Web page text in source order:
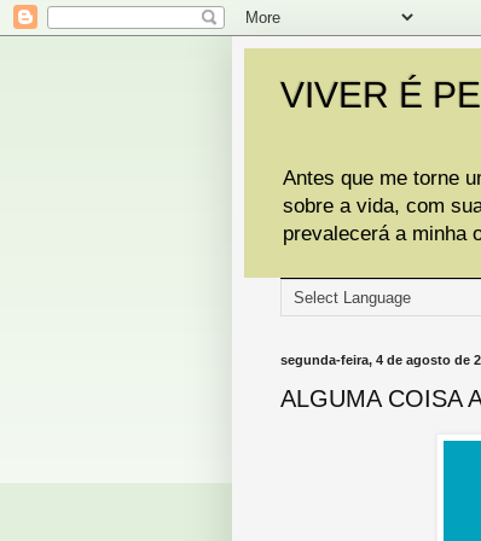
VIVER É
Antes que me torne
sobre a vida, com
prevalecerá a minha
segunda-feira, 4 de agosto de
ALGUMA COISA